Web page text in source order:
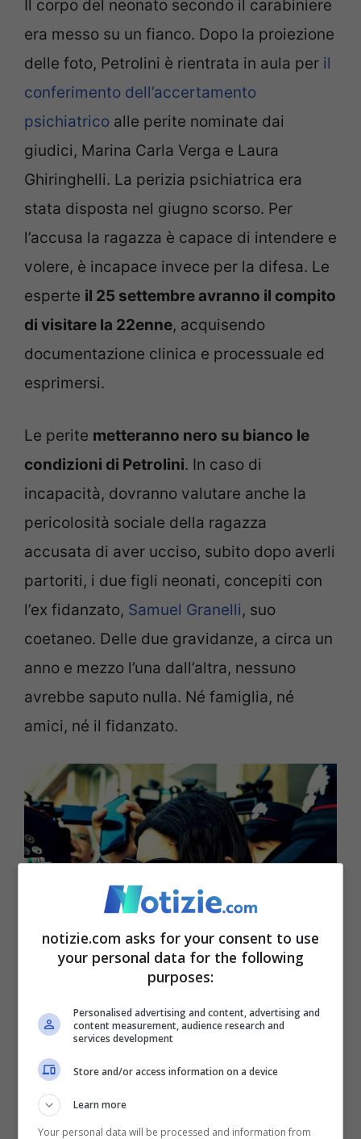
Il corpo del neonato secondo il carabiniere
era messo su un fianco. Dopo la proiezione
delle foto, Petrolini è rientrata in aula per il
conferimento dell’accertamento
psichiatrico alle perite nominate dai
giudici, Marina Carla Verga e Laura
Ghiringhelli. La perizia psichiatrica era
stata disposta nel giugno scorso. Per
l’accusa la ragazza è capace di intendere e
volere, è incapace invece per la difesa. Le
esperte il 25 settembre avranno il compito
di visitare la 22enne, acquisendo
documentazione clinica e processuale ed
esprimersi.
Le perite metteranno nero su bianco le
condizioni di Petrolini. In caso di
incapacità, dovranno valutare anche la
pericolosità sociale della ragazza
accusata di aver ucciso, subito dopo averli
partoriti, i due figli neonati, concepiti con
l’ex fidanzato, Samuel Granelli, suo
coetaneo. Delle due gravidanze, a circa un
anno e mezzo l’una dall’altra, nessuno
avrebbe saputo nulla. Né famiglia, né
amici, né il fidanzato.
Le perite metteranno nero su bianco le condizioni di
Petrolini (ANSA FOTO) – Notizie.com
Verga e Ghiringhelli
testimoniare al processo il 2 febbraio
notizie.com asks for your consent to use
your personal data for the following
purposes:
Personalised advertising and content, advertising and
content measurement, audience research and
services development
Store and/or access information on a device
Learn more
Your personal data will be processed and information from